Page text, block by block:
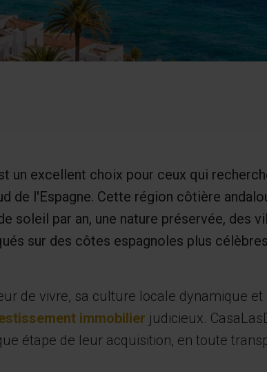
un excellent choix pour ceux qui
de l'Espagne. Cette région côtière
soleil par an, une nature préservée, des
sur des côtes espagnoles plus
de vivre, sa culture locale dynamique
immobilier judicieux.
étape de leur acquisition, en toute